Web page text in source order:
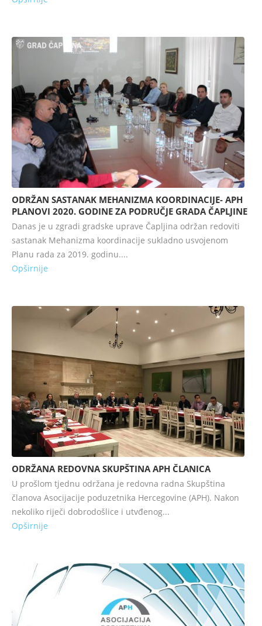
ODRŽAN SASTANAK MEHANIZMA KOORDINACIJE- APH
PLANOVI 2020. GODINE ZA PODRUČJE GRADA ČAPLJINE
Danas je u zgradi gradske uprave Čapljina održan redoviti
sastanak Mehanizma koordinacije sukladno usvojenom
Planu rada za 2019. godinu....
Opširnije
ODRŽANA REDOVNA SKUPŠTINA APH ČLANICA
U prošlom tjednu održana je redovna radna Skupština
članova Asocijacije poduzetnika Hercegovine (APH). Nakon
nekoliko riječi dobrodošlice i utvđenog...
Opširnije